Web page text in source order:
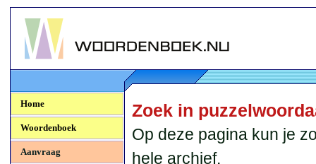
Woordenboek.NU
Home
Woordenboek
Aanvraag
Zoek in
Op deze pagina kun je
hele archief.